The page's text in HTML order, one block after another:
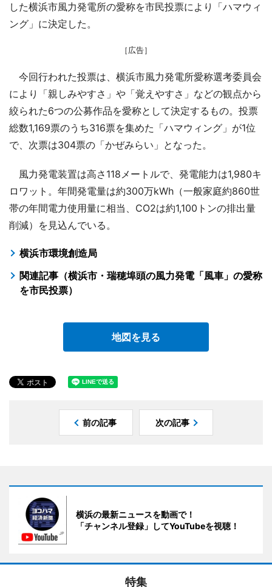
した横浜市風力発電所の愛称を市民投票により「ハマウィ
ング」に決定した。
［広告］
今回行われた投票は、横浜市風力発電所愛称選考委員会
により「親しみやすさ」や「覚えやすさ」などの観点から
絞られた6つの公募作品を愛称として決定するもの。投票
総数1,169票のうち316票を集めた「ハマウィング」が1位
で、次票は304票の「かぜみらい」となった。
風力発電装置は高さ118メートルで、発電能力は1,980キ
ロワット。年間発電量は約300万kWh（一般家庭約860世
帯の年間電力使用量に相当、CO2は約1,100トンの排出量
削減）を見込んでいる。
横浜市環境創造局
関連記事（横浜市・瑞穂埠頭の風力発電「風車」の愛称
を市民投票）
地図を見る
前の記事 次の記事
横浜の最新ニュースを動画で！
「チャンネル登録」してYouTubeを視聴！
特集